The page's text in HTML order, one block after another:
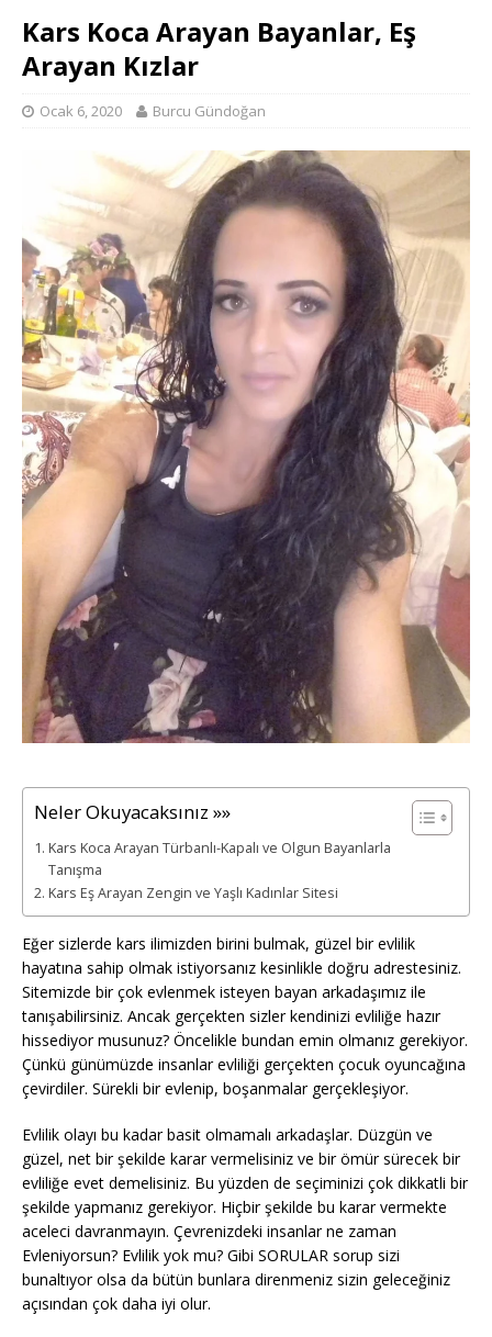
Kars Koca Arayan Bayanlar, Eş
Arayan Kızlar
Ocak 6, 2020 Burcu Gündoğan
Neler Okuyacaksınız »»
Kars Koca Arayan Türbanlı-Kapalı ve Olgun Bayanlarla
Tanışma
Kars Eş Arayan Zengin ve Yaşlı Kadınlar Sitesi
Eğer sizlerde kars ilimizden birini bulmak, güzel bir evlilik
hayatına sahip olmak istiyorsanız kesinlikle doğru adrestesiniz.
Sitemizde bir çok evlenmek isteyen bayan arkadaşımız ile
tanışabilirsiniz. Ancak gerçekten sizler kendinizi evliliğe hazır
hissediyor musunuz? Öncelikle bundan emin olmanız gerekiyor.
Çünkü günümüzde insanlar evliliği gerçekten çocuk oyuncağına
çevirdiler. Sürekli bir evlenip, boşanmalar gerçekleşiyor.
Evlilik olayı bu kadar basit olmamalı arkadaşlar. Düzgün ve
güzel, net bir şekilde karar vermelisiniz ve bir ömür sürecek bir
evliliğe evet demelisiniz. Bu yüzden de seçiminizi çok dikkatli bir
şekilde yapmanız gerekiyor. Hiçbir şekilde bu karar vermekte
aceleci davranmayın. Çevrenizdeki insanlar ne zaman
Evleniyorsun? Evlilik yok mu? Gibi SORULAR sorup sizi
bunaltıyor olsa da bütün bunlara direnmeniz sizin geleceğiniz
açısından çok daha iyi olur.